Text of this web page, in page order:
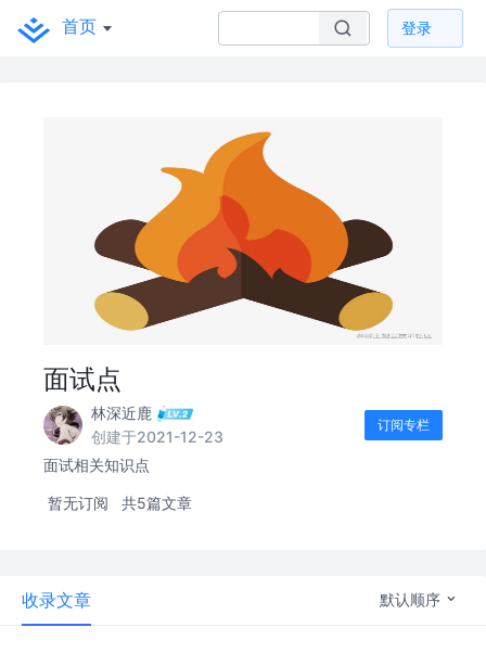
首页 登录
面试点
林深近鹿
创建于2021-12-23
订阅专栏
面试相关知识点
暂无订阅 共5篇文章
收录文章 默认顺序